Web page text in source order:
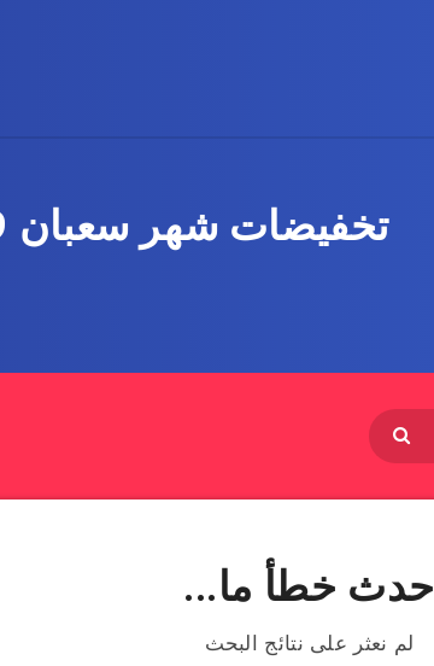
تخفيضات شهر سعبان 1439 هجؤي
حدث خطأ ما...
لم نعثر على نتائج البحث